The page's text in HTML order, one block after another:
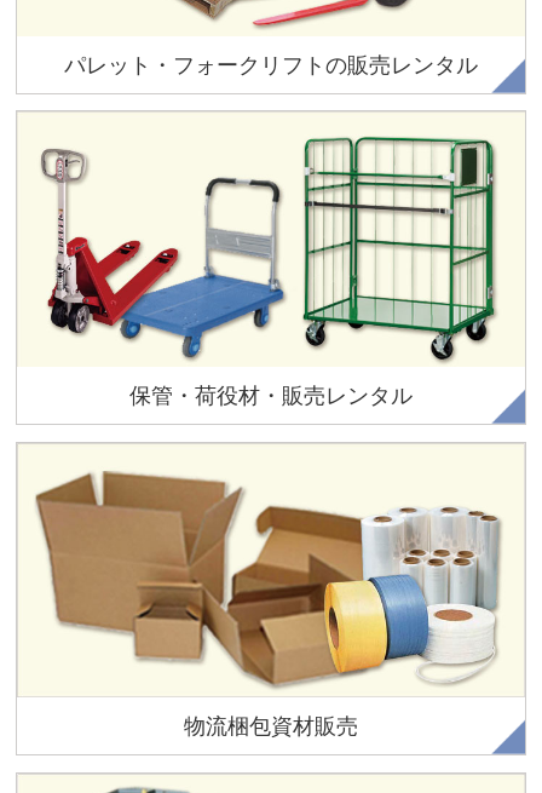
パレット・フォークリフトの販売レンタル
保管・荷役材・販売レンタル
カゴテナー（カゴ台車）から、手押し台車、ハンドリフト、
ボックスパレットと、様々な保管、荷役機材をご用意してご
ざいます。販売だけでなく、レンタルも行っております。
物流梱包資材販売
各種ダンボールはもちろん、ストレッチフィルムや緩衝材な
ど、運送会社様のお役にたてる資材を低コストで販売してお
ります。